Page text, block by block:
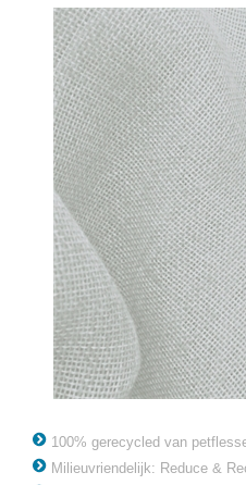
100% gerecycled van
Milieuvriendelijk: Reduce &